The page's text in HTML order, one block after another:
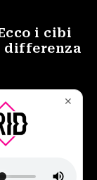
i cibi
differenza
Amedeo II, 21 -
97883690014
✕